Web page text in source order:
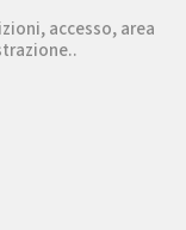
accesso, area